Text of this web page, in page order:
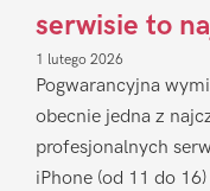
serwisie to
1 lutego 2026
Pogwarancyjna
obecnie jedna z
profesjonalnych
iPhone (od 11 do